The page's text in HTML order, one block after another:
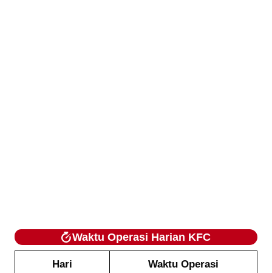
Waktu Operasi Harian KFC
Hari Waktu Operasi